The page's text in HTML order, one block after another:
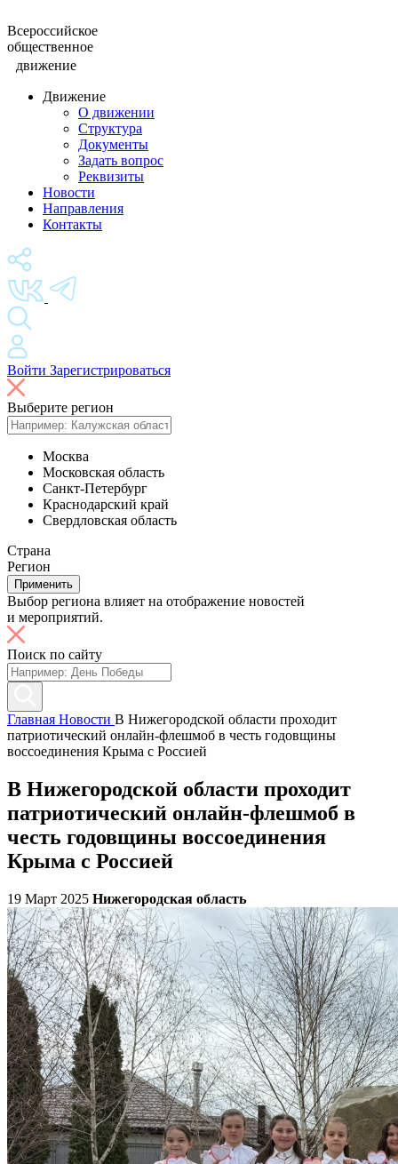
Всероссийское
общественное
движение
Движение
О движении
Структура
Документы
Задать вопрос
Реквизиты
Новости
Направления
Контакты
Войти Зарегистрироваться
Выберите регион
Москва
Московская область
Санкт-Петербург
Краснодарский край
Свердловская область
Страна
Регион
Применить
Выбор региона влияет на отображение новостей
и мероприятий.
Поиск по сайту
Главная Новости В Нижегородской области проходит
патриотический онлайн-флешмоб в честь годовщины
воссоединения Крыма с Россией
В Нижегородской области проходит
патриотический онлайн-флешмоб в
честь годовщины воссоединения
Крыма с Россией
19 Март 2025 Нижегородская область